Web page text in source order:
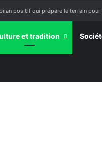
positif qui prépare le terrain
et tradition